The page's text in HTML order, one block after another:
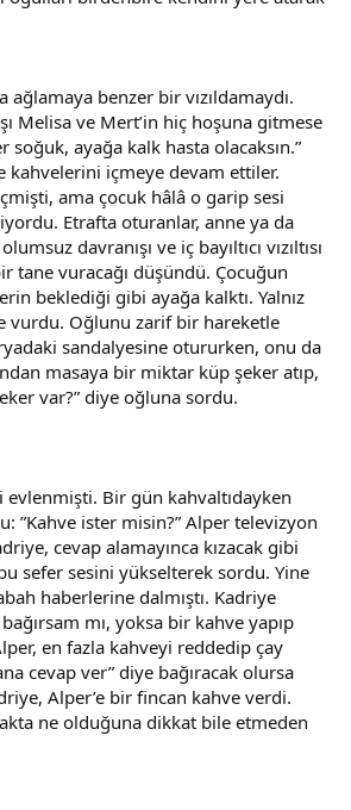
benzer bir vızıldamaydı.
Melisa ve Mert’in hiç hoşuna gitmese
soğuk, ayağa kalk hasta olacaksın.”
kahvelerini içmeye devam ettiler.
ama çocuk hâlâ o garip sesi
Etrafta oturanlar, anne ya da
davranışı ve iç bayıltıcı vızıltısı
tane vuracağı düşündü. Çocuğun
beklediği gibi ayağa kalktı. Yalnız
vurdu. Oğlunu zarif bir hareketle
sandalyesine otururken, onu da
masaya bir miktar küp şeker atıp,
var?” diye oğluna sordu.
evlenmişti. Bir gün kahvaltıdayken
”Kahve ister misin?” Alper televizyon
cevap alamayınca kızacak gibi
sefer sesini yükselterek sordu. Yine
haberlerine dalmıştı. Kadriye
mı, yoksa bir kahve yapıp
en fazla kahveyi reddedip çay
cevap ver” diye bağıracak olursa
Alper’e bir fincan kahve verdi.
ne olduğuna dikkat bile etmeden